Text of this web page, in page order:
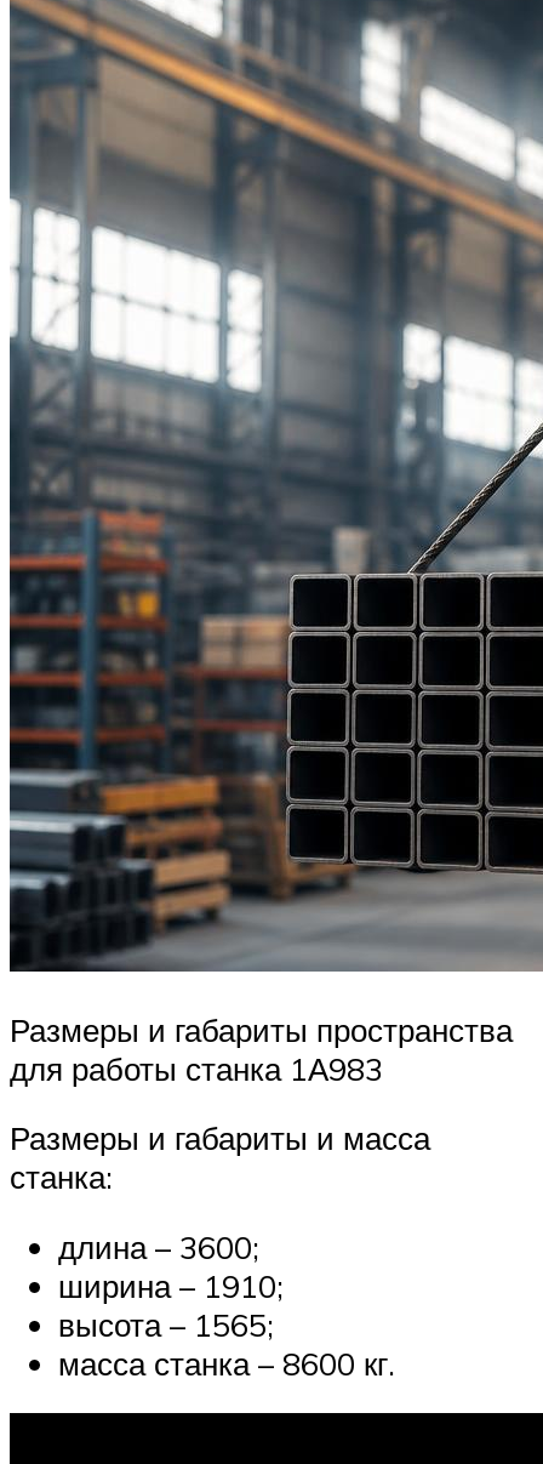
Размеры и габариты пространства
для работы станка 1А983
Размеры и габариты и масса
станка:
длина – 3600;
ширина – 1910;
высота – 1565;
масса станка – 8600 кг.